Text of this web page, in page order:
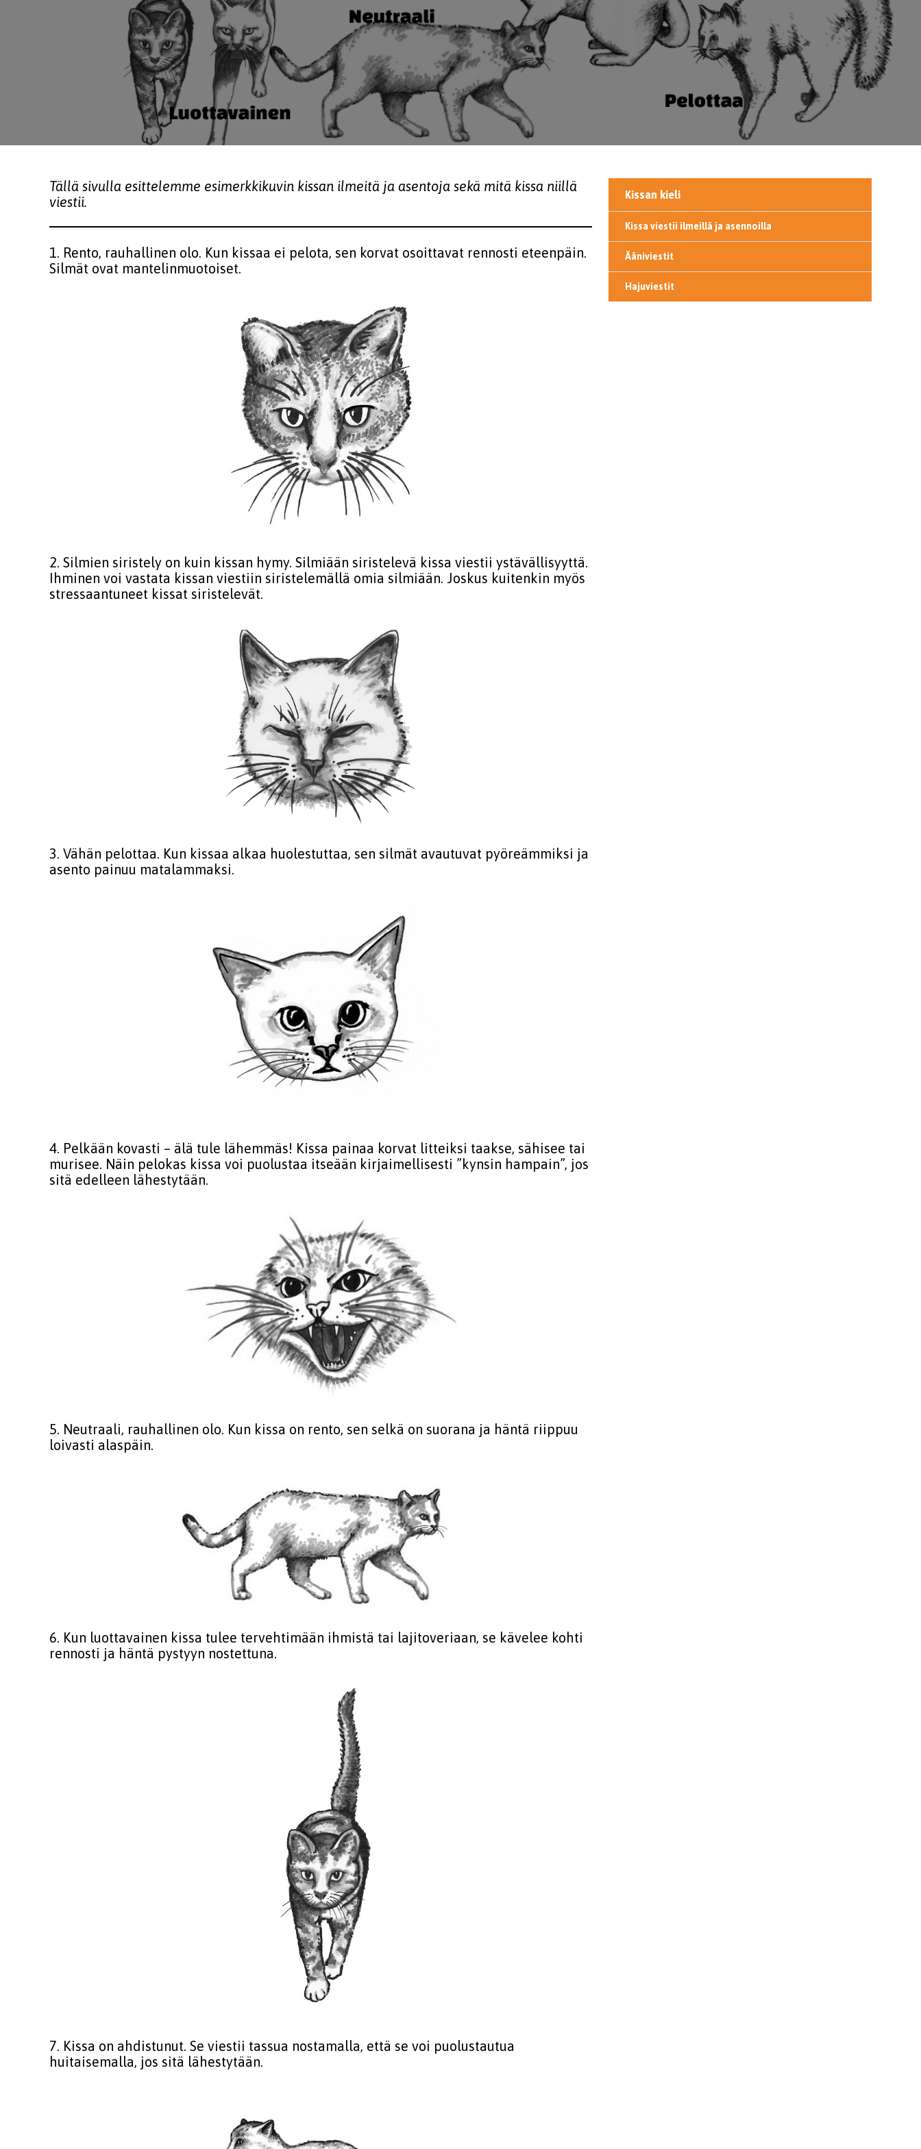
Tällä sivulla esittelemme esimerkkikuvin kissan ilmeitä ja asentoja sekä mitä kissa niillä
viestii.
1. Rento, rauhallinen olo. Kun kissaa ei pelota, sen korvat osoittavat rennosti eteenpäin.
Silmät ovat mantelinmuotoiset.
2. Silmien siristely on kuin kissan hymy. Silmiään siristelevä kissa viestii ystävällisyyttä.
Ihminen voi vastata kissan viestiin siristelemällä omia silmiään. Joskus kuitenkin myös
stressaantuneet kissat siristelevät.
3. Vähän pelottaa. Kun kissaa alkaa huolestuttaa, sen silmät avautuvat pyöreämmiksi ja
asento painuu matalammaksi.
4. Pelkään kovasti – älä tule lähemmäs! Kissa painaa korvat litteiksi taakse, sähisee tai
murisee. Näin pelokas kissa voi puolustaa itseään kirjaimellisesti ”kynsin hampain”, jos
sitä edelleen lähestytään.
5. Neutraali, rauhallinen olo. Kun kissa on rento, sen selkä on suorana ja häntä riippuu
loivasti alaspäin.
6. Kun luottavainen kissa tulee tervehtimään ihmistä tai lajitoveriaan, se kävelee kohti
rennosti ja häntä pystyyn nostettuna.
7. Kissa on ahdistunut. Se viestii tassua nostamalla, että se voi puolustautua
huitaisemalla, jos sitä lähestytään.
Kissan kieli
Kissa viestii ilmeillä ja asennoilla
Ääniviestit
Hajuviestit